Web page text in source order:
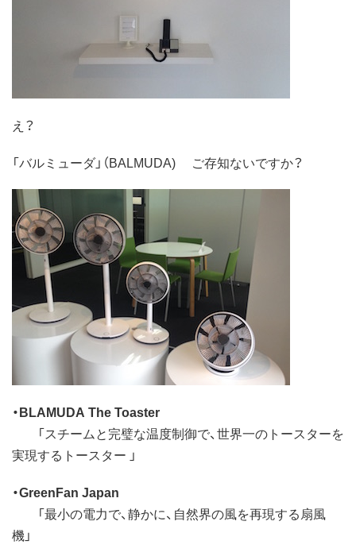
え？
「バルミューダ」（BALMUDA) ご存知ないですか？
・BLAMUDA The Toaster
「スチームと完璧な温度制御で、世界一のトースターを
実現するトースター 」
・GreenFan Japan
「最小の電力で、静かに、自然界の風を再現する扇風
機」